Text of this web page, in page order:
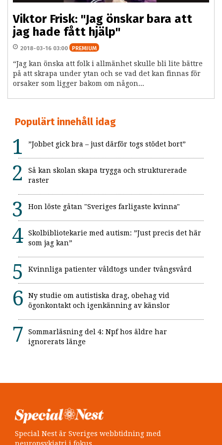
Viktor Frisk: "Jag önskar bara att
jag hade fått hjälp"
2018-03-16 03:00 PREMIUM
“Jag kan önska att folk i allmänhet skulle bli lite bättre
på att skrapa under ytan och se vad det kan finnas för
orsaker som ligger bakom om någon...
Populärt innehåll idag
”Jobbet gick bra – just därför togs stödet bort”
Så kan skolan skapa trygga och strukturerade
raster
Hon löste gåtan "Sveriges farligaste kvinna"
Skolbibliotekarie med autism: ”Just precis det här
som jag kan”
Kvinnliga patienter våldtogs under tvångsvård
Ny studie om autistiska drag, obehag vid
ögonkontakt och igenkänning av känslor
Sommarläsning del 4: Npf hos äldre har
ignorerats länge
Special Nest är Sveriges webbtidning med